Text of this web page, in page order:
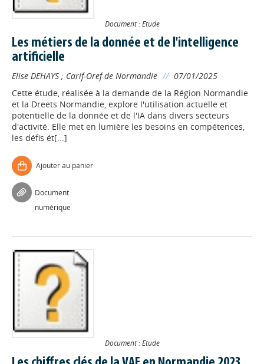
Document : Etude
Les métiers de la donnée et de l'intelligence
artificielle
Elise DEHAYS ; Carif-Oref de Normandie // 07/01/2025
Cette étude, réalisée à la demande de la Région Normandie
et la Dreets Normandie, explore l'utilisation actuelle et
potentielle de la donnée et de l'IA dans divers secteurs
d'activité. Elle met en lumière les besoins en compétences,
les défis ét[...]
Ajouter au panier
Document
numérique
Document : Etude